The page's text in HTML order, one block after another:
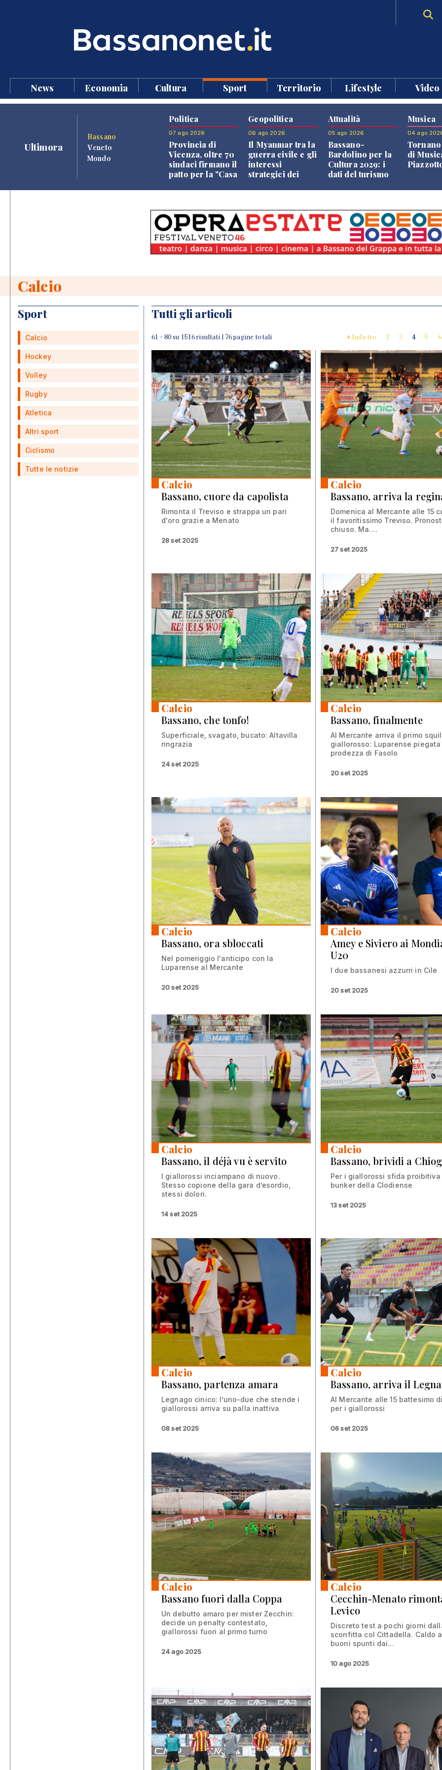
News Economia Cultura Sport Territorio Lifestyle Video
Ultimora
Bassano
Veneto
Mondo
Politica
07 ago 2026
Provincia di
Vicenza, oltre 70
sindaci firmano il
patto per la "Casa
Geopolitica
06 ago 2026
Il Myanmar tra la
guerra civile e gli
interessi
strategici dei
Attualità
05 ago 2026
Bassano-
Bardolino per la
Cultura 2029: i
dati del turismo
Musica
04 ago
di
Calcio
Sport
Calcio
Hockey
Volley
Rugby
Atletica
Altri sport
Ciclismo
Tutte le notizie
Tutti gli articoli
61 - 80 su 1516 risultati | 76 pagine totali Indietro 2 3 4 5 6
Calcio
Bassano, cuore da capolista
Rimonta il Treviso e strappa un pari
d'oro grazie a Menato
28 set 2025
Calcio
Bassano, arriva la
Domenica al Mercante alle 15
il favoritissimo Treviso.
chiuso. Ma....
27 set 2025
Calcio
Bassano, che tonfo!
Superficiale, svagato, bucato: Altavilla
ringrazia
24 set 2025
Calcio
Bassano, finalmente
Al Mercante arriva il primo
giallorosso: Luparense
prodezza di Fasolo
20 set 2025
Calcio
Bassano, ora sbloccati
Nel pomeriggio l'anticipo con la
Luparense al Mercante
20 set 2025
Calcio
Amey e Siviero ai
U20
I due bassanesi azzurri in Cile
20 set 2025
Calcio
Bassano, il déjà vu è servito
I giallorossi inciampano di nuovo.
Stesso copione della gara d’esordio,
stessi dolori.
14 set 2025
Calcio
Bassano, brividi a
Per i giallorossi sfida proibitiva
bunker della Clodiense
13 set 2025
Calcio
Bassano, partenza amara
Legnago cinico: l’uno-due che stende i
giallorossi arriva su palla inattiva
08 set 2025
Calcio
Bassano, arriva il
Al Mercante alle 15 battesimo
per i giallorossi
06 set 2025
Calcio
Bassano fuori dalla Coppa
Un debutto amaro per mister Zecchin:
decide un penalty contestato,
giallorossi fuori al primo turno
24 ago 2025
Calcio
Cecchin-Menato
Levico
Discreto test a pochi giorni
sconfitta col Cittadella. Caldo
buoni spunti dai...
10 ago 2025